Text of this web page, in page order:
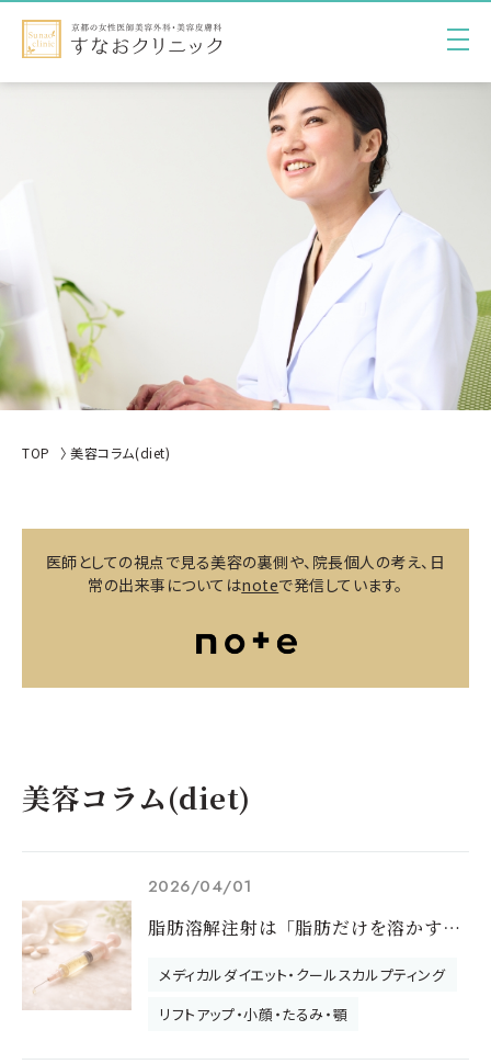
TOP 美容コラム(diet)
医師としての視点で見る美容の裏側や、院長個人の考え、日
常の出来事についてはnoteで発信しています。
美容コラム(diet)
2026/04/01
脂肪溶解注射は「脂肪だけを溶かす？」
メディカルダイエット・クールスカルプティング
リフトアップ・小顔・たるみ・顎